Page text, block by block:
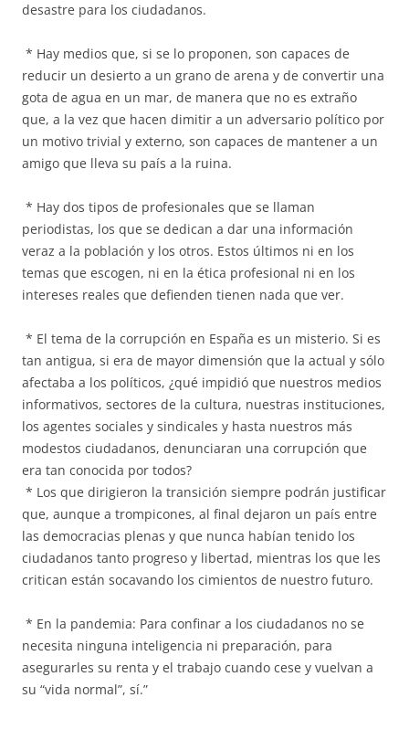
desastre para los ciudadanos.
* Hay medios que, si se lo proponen, son capaces de
reducir un desierto a un grano de arena y de convertir una
gota de agua en un mar, de manera que no es extraño
que, a la vez que hacen dimitir a un adversario político por
un motivo trivial y externo, son capaces de mantener a un
amigo que lleva su país a la ruina.
* Hay dos tipos de profesionales que se llaman
periodistas, los que se dedican a dar una información
veraz a la población y los otros. Estos últimos ni en los
temas que escogen, ni en la ética profesional ni en los
intereses reales que defienden tienen nada que ver.
* El tema de la corrupción en España es un misterio. Si es
tan antigua, si era de mayor dimensión que la actual y sólo
afectaba a los políticos, ¿qué impidió que nuestros medios
informativos, sectores de la cultura, nuestras instituciones,
los agentes sociales y sindicales y hasta nuestros más
modestos ciudadanos, denunciaran una corrupción que
era tan conocida por todos?
* Los que dirigieron la transición siempre podrán justificar
que, aunque a trompicones, al final dejaron un país entre
las democracias plenas y que nunca habían tenido los
ciudadanos tanto progreso y libertad, mientras los que les
critican están socavando los cimientos de nuestro futuro.
* En la pandemia: Para confinar a los ciudadanos no se
necesita ninguna inteligencia ni preparación, para
asegurarles su renta y el trabajo cuando cese y vuelvan a
su “vida normal”, sí.”